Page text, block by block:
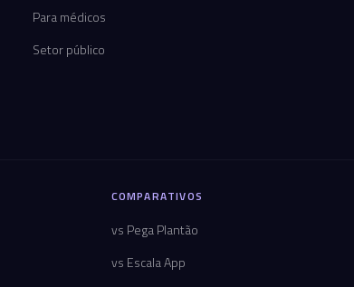
Para médicos
Setor público
COMPARATIVOS
vs Pega Plantão
vs Escala App